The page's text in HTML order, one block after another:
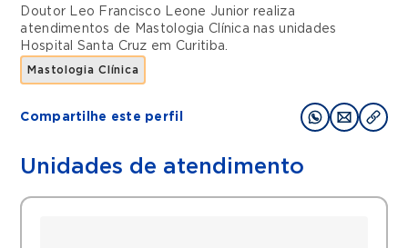
Doutor Leo Francisco Leone Junior realiza
atendimentos de
Mastologia Clínica nas unidades
Hospital Santa Cruz em Curitiba.
Mastologia Clínica
Compartilhe este perfil
Unidades de atendimento